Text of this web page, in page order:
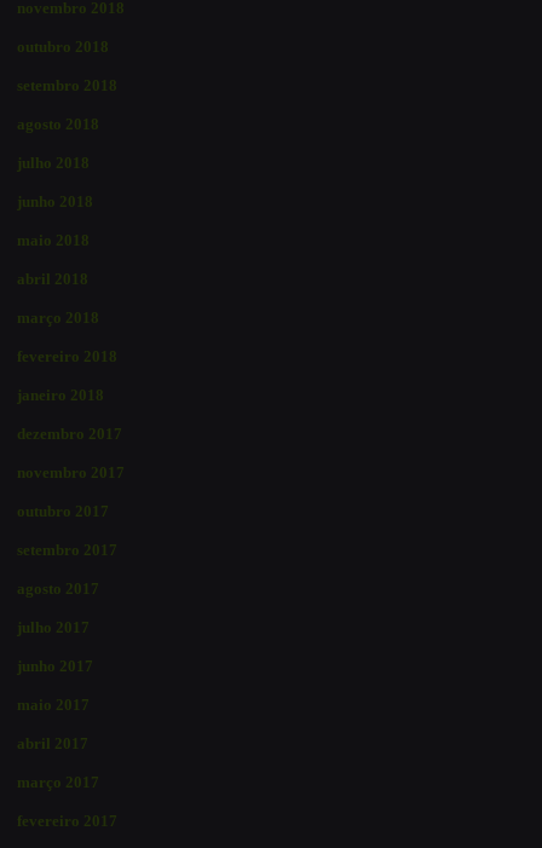
novembro 2018
outubro 2018
setembro 2018
agosto 2018
julho 2018
junho 2018
maio 2018
abril 2018
março 2018
fevereiro 2018
janeiro 2018
dezembro 2017
novembro 2017
outubro 2017
setembro 2017
agosto 2017
julho 2017
junho 2017
maio 2017
abril 2017
março 2017
fevereiro 2017